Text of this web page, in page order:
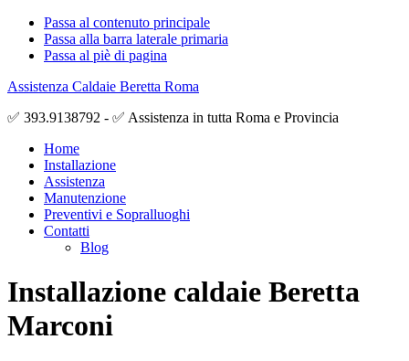
Passa al contenuto principale
Passa alla barra laterale primaria
Passa al piè di pagina
Assistenza Caldaie Beretta Roma
✅ 393.9138792 - ✅ Assistenza in tutta Roma e Provincia
Home
Installazione
Assistenza
Manutenzione
Preventivi e Sopralluoghi
Contatti
Blog
Installazione caldaie Beretta
Marconi